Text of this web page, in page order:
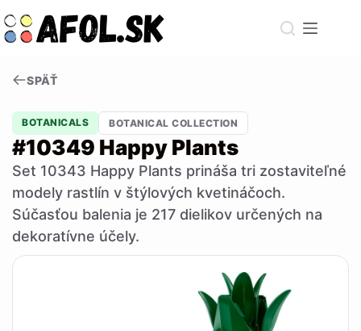
to
content
SPÄŤ
BOTANICALS BOTANICAL COLLECTION
#10349 Happy Plants
Set 10343 Happy Plants prináša tri zostaviteľné
modely rastlín v štýlových kvetináčoch.
Súčasťou balenia je 217 dielikov určených na
dekoratívne účely.